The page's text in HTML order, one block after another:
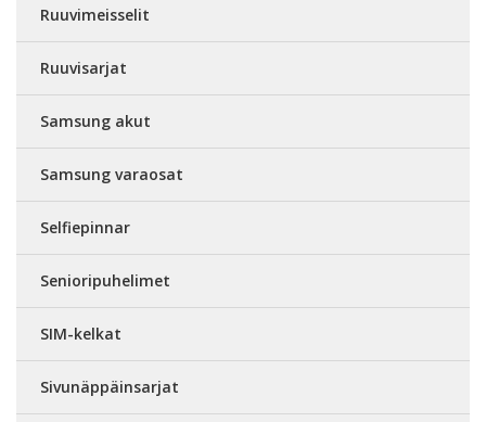
Ruuvimeisselit
Ruuvisarjat
Samsung akut
Samsung varaosat
Selfiepinnar
Senioripuhelimet
SIM-kelkat
Sivunäppäinsarjat